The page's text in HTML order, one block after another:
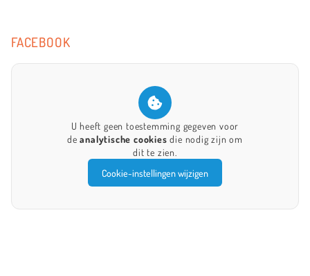
FACEBOOK
U heeft geen toestemming gegeven voor
deanalytische cookies die nodig zijn om
dit te zien.
Cookie-instellingen wijzigen